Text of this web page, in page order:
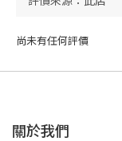
尚未有任何評價
關於我們